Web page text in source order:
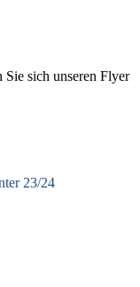
sich unseren Flyer
23/24